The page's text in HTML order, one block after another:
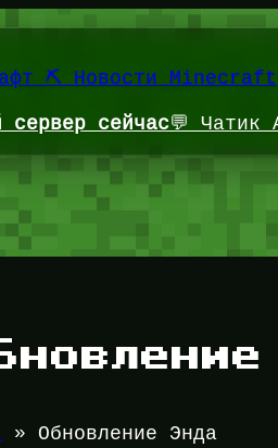
⛏️ Новости Minecraft
сервер сейчас💬 Чатик
» Обновление Энда